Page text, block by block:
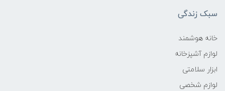
سبک زندگی
خانه هوشمند
لوازم آشپزخانه
ابزار سلامتی
لوازم شخصی